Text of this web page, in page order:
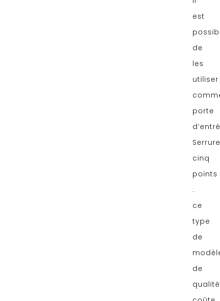
est
de
les
utiliser
porte
cinq
points
:
ce
type
de
de
qualité